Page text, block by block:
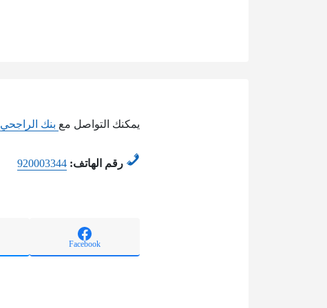
يمكنك التواصل مع بنك الراجحي
رقم الهاتف: 920003344
Facebook